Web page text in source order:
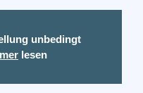
unbedingt
lesen